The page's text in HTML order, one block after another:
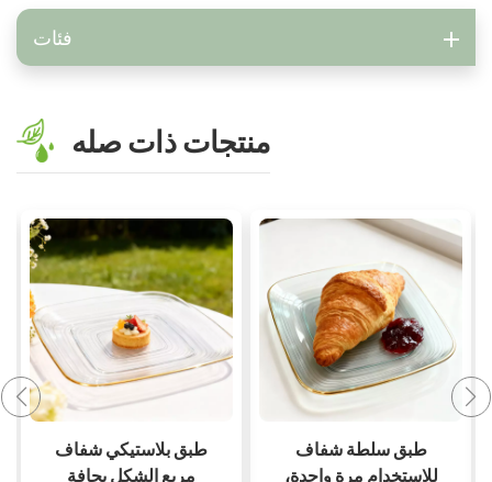
فئات
منتجات ذات صله
طبق سلطة شفاف
للاستخدام مرة واحدة،
طبق عشاء بلاستيكي
بألوان متنوعة، طبق